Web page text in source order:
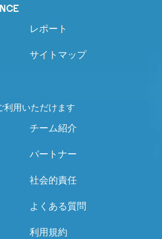
レポート
サイトマップ
利用いただけます
チーム紹介
パートナー
社会的責任
よくある質問
利用規約